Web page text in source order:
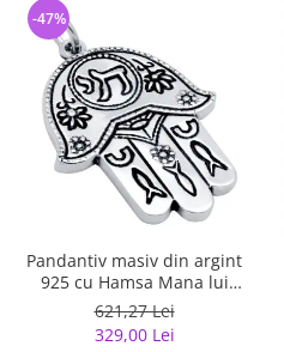
Pandantiv masiv din argint
925 cu Hamsa Mana lui
Fatima
621,27 Lei
329,00 Lei
-47%